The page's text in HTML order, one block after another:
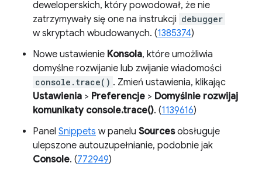
deweloperskich, który powodował, że nie
zatrzymywały się one na instrukcji debugger
w skryptach wbudowanych. (1385374)
Nowe ustawienie Konsola, które umożliwia
domyślne rozwijanie lub zwijanie wiadomości
console.trace() . Zmień ustawienia, klikając
Ustawienia > Preferencje > Domyślnie rozwijaj
komunikaty console.trace(). (1139616)
Panel Snippets w panelu Sourcesobsługuje
ulepszone autouzupełnianie, podobnie jak
Console. (772949)